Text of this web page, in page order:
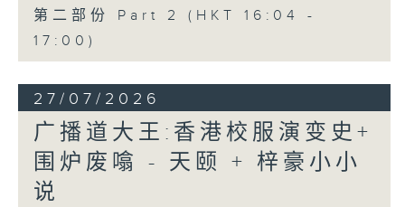
第二部份 Part 2 (HKT 16:04 -
17:00)
27/07/2026
广播道大王:香港校服演变史+
围炉废噏 - 天颐 + 梓豪小小
说